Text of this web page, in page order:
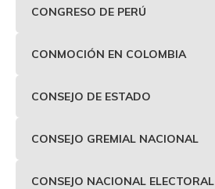
CONGRESO DE PERÚ
CONMOCIÓN EN COLOMBIA
CONSEJO DE ESTADO
CONSEJO GREMIAL NACIONAL
CONSEJO NACIONAL ELECTORAL